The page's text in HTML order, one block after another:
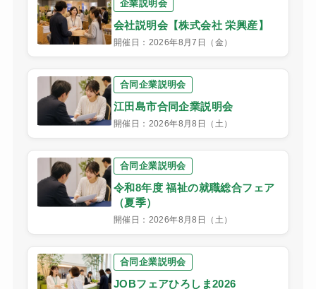
企業説明会
会社説明会【株式会社 栄興産】
開催日：2026年8月7日（金）
合同企業説明会
江田島市合同企業説明会
開催日：2026年8月8日（土）
合同企業説明会
令和8年度 福祉の就職総合フェア
（夏季）
開催日：2026年8月8日（土）
合同企業説明会
JOBフェアひろしま2026